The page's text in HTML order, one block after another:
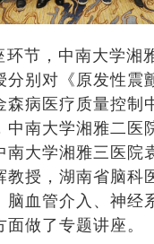
环节，中南大学湘
分别对《原发性震
森病医疗质量控制
中南大学湘雅二医
南大学湘雅三医院
教授，湖南省脑科
脑血管介入、神经
做了专题讲座。